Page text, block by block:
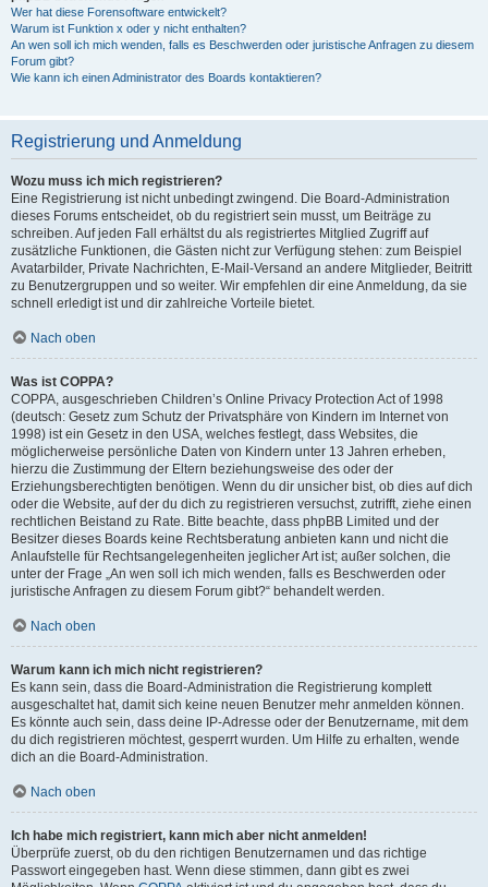
Wer hat diese Forensoftware entwickelt?
Warum ist Funktion x oder y nicht enthalten?
An wen soll ich mich wenden, falls es Beschwerden oder juristische Anfragen zu diesem
Forum gibt?
Wie kann ich einen Administrator des Boards kontaktieren?
Registrierung und Anmeldung
Wozu muss ich mich registrieren?
Eine Registrierung ist nicht unbedingt zwingend. Die Board-Administration
dieses Forums entscheidet, ob du registriert sein musst, um Beiträge zu
schreiben. Auf jeden Fall erhältst du als registriertes Mitglied Zugriff auf
zusätzliche Funktionen, die Gästen nicht zur Verfügung stehen: zum Beispiel
Avatarbilder, Private Nachrichten, E-Mail-Versand an andere Mitglieder, Beitritt
zu Benutzergruppen und so weiter. Wir empfehlen dir eine Anmeldung, da sie
schnell erledigt ist und dir zahlreiche Vorteile bietet.
Nach oben
Was ist COPPA?
COPPA, ausgeschrieben Children’s Online Privacy Protection Act of 1998
(deutsch: Gesetz zum Schutz der Privatsphäre von Kindern im Internet von
1998) ist ein Gesetz in den USA, welches festlegt, dass Websites, die
möglicherweise persönliche Daten von Kindern unter 13 Jahren erheben,
hierzu die Zustimmung der Eltern beziehungsweise des oder der
Erziehungsberechtigten benötigen. Wenn du dir unsicher bist, ob dies auf dich
oder die Website, auf der du dich zu registrieren versuchst, zutrifft, ziehe einen
rechtlichen Beistand zu Rate. Bitte beachte, dass phpBB Limited und der
Besitzer dieses Boards keine Rechtsberatung anbieten kann und nicht die
Anlaufstelle für Rechtsangelegenheiten jeglicher Art ist; außer solchen, die
unter der Frage „An wen soll ich mich wenden, falls es Beschwerden oder
juristische Anfragen zu diesem Forum gibt?“ behandelt werden.
Nach oben
Warum kann ich mich nicht registrieren?
Es kann sein, dass die Board-Administration die Registrierung komplett
ausgeschaltet hat, damit sich keine neuen Benutzer mehr anmelden können.
Es könnte auch sein, dass deine IP-Adresse oder der Benutzername, mit dem
du dich registrieren möchtest, gesperrt wurden. Um Hilfe zu erhalten, wende
dich an die Board-Administration.
Nach oben
Ich habe mich registriert, kann mich aber nicht anmelden!
Überprüfe zuerst, ob du den richtigen Benutzernamen und das richtige
Passwort eingegeben hast. Wenn diese stimmen, dann gibt es zwei